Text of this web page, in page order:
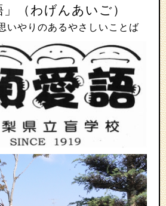
」（わげんあいご）
いやりのあるやさしいことば